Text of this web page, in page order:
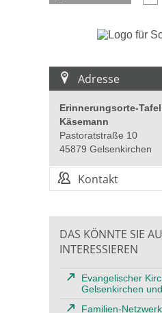
Adresse
Erinnerungsorte-
Käsemann
Pastoratstraße 10
45879 Gelsenkirchen
Kontakt
DAS KÖNNTE SIE
INTERESSIEREN
Evangelischer
Gelsenkirchen
Familien-